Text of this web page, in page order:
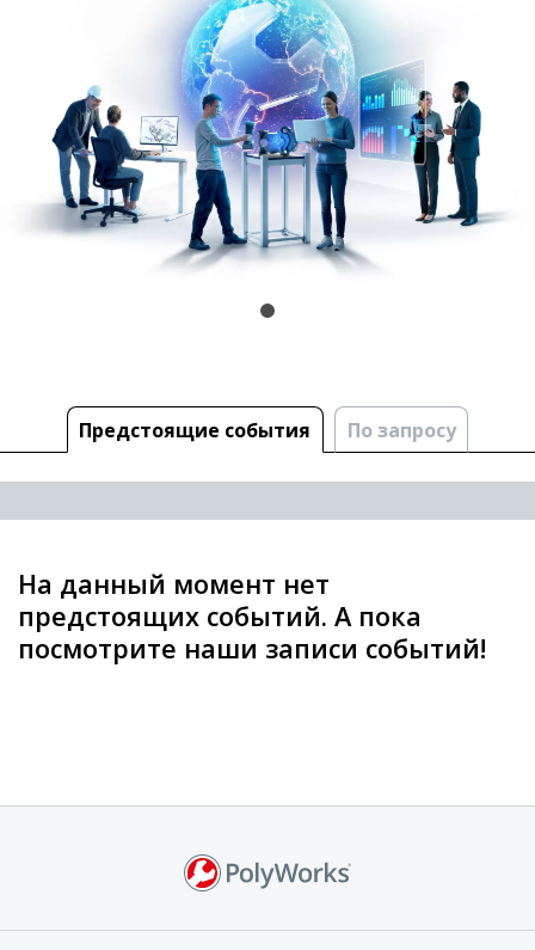
Предстоящие cобытия По запросу
На данный момент нет
предстоящих событий. А пока
посмотрите наши записи событий!